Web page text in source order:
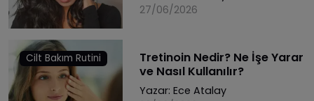
27/06/2026
Cilt Bakım Rutini
Tretinoin Nedir? Ne İşe Yarar
ve Nasıl Kullanılır?
Yazar: Ece Atalay